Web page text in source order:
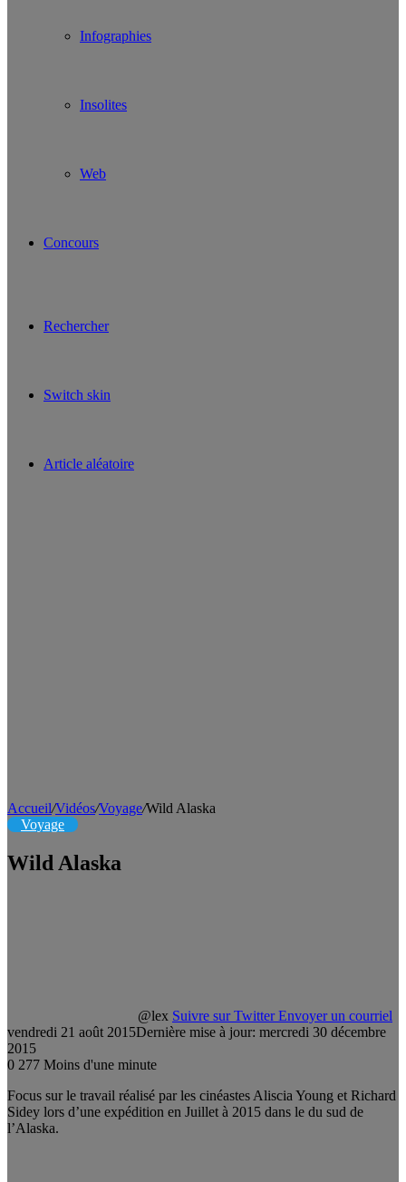
Infographies
Insolites
Web
Concours
Rechercher
Switch skin
Article aléatoire
Accueil/Vidéos/Voyage/Wild Alaska
Voyage
Wild Alaska
@lex Suivre sur Twitter Envoyer un courriel
vendredi 21 août 2015Dernière mise à jour: mercredi 30 décembre
2015
0 277 Moins d'une minute
Focus sur le travail réalisé par les cinéastes Aliscia Young et Richard
Sidey lors d’une expédition en Juillet à 2015 dans le du sud de
l’Alaska.